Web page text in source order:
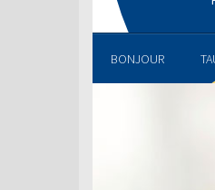
BONJOUR